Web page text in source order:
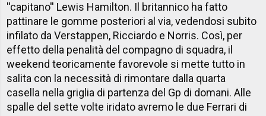
''capitano'' Lewis Hamilton. Il britannico ha fatto
pattinare le gomme posteriori al via, vedendosi subito
infilato da Verstappen, Ricciardo e Norris. Così, per
effetto della penalità del compagno di squadra, il
weekend teoricamente favorevole si mette tutto in
salita con la necessità di rimontare dalla quarta
casella nella griglia di partenza del Gp di domani. Alle
spalle del sette volte iridato avremo le due Ferrari di